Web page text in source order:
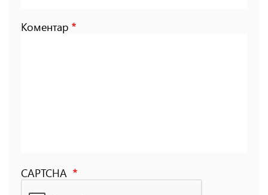
Коментар
CAPTCHA